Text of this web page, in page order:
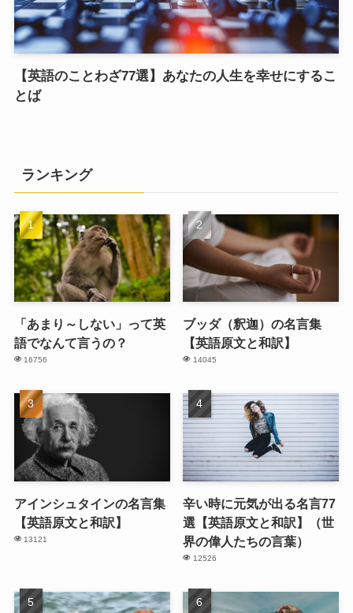
【英語のことわざ77選】あなたの人生を幸せにするこ
とば
ランキング
「あまり～しない」って英
語でなんて言うの？
16756
ブッダ（釈迦）の名言集
【英語原文と和訳】
14045
アインシュタインの名言集
【英語原文と和訳】
13121
辛い時に元気が出る名言77
選【英語原文と和訳】（世
界の偉人たちの言葉）
12526